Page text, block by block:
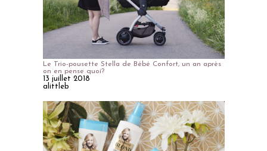
Le Trio-pousette Stella de Bébé Confort, un an après
on en pense quoi?
13 juillet 2018
alittleb